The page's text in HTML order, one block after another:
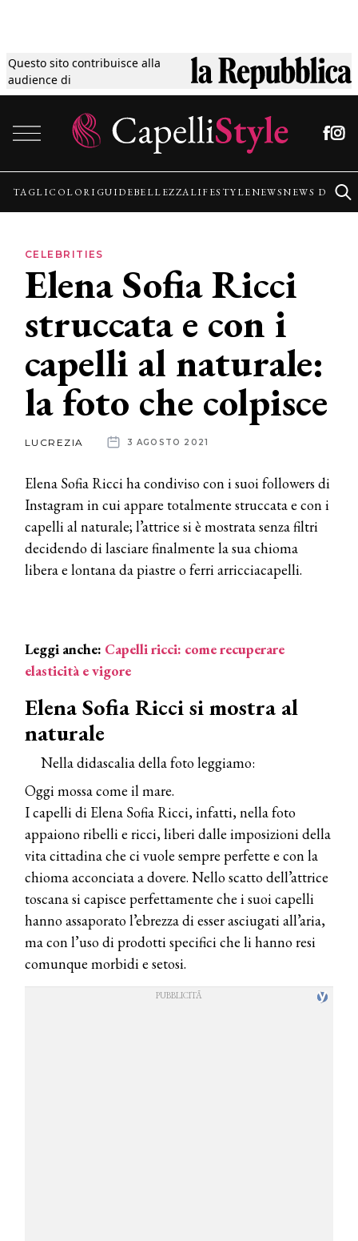
Questo sito contribuisce alla
audience di
Tagli
Colori
Guide
Lifestyle
News
News
TAGLICOLORI GUIDEBELLEZZALIFESTYLENEWSNEWS
CELEBRITIES
Elena Sofia Ricci
struccata e con i
capelli al naturale:
la foto che colpisce
LUCREZIA 3 AGOSTO 2021
Elena Sofia Ricci ha condiviso con i suoi followers di
Instagram in cui appare totalmente struccata e con i
capelli al naturale; l’attrice si è mostrata senza filtri
decidendo di lasciare finalmente la sua chioma
libera e lontana da piastre o ferri arricciacapelli.
Leggi anche: Capelli ricci: come recuperare
elasticità e vigore
Elena Sofia Ricci si mostra al
naturale
Nella didascalia della foto leggiamo:
Oggi mossa come il mare.
I capelli di Elena Sofia Ricci, infatti, nella foto
appaiono ribelli e ricci, liberi dalle imposizioni della
vita cittadina che ci vuole sempre perfette e con la
chioma acconciata a dovere. Nello scatto dell’attrice
toscana si capisce perfettamente che i suoi capelli
hanno assaporato l’ebrezza di esser asciugati all’aria,
ma con l’uso di prodotti specifici che li hanno resi
comunque morbidi e setosi.